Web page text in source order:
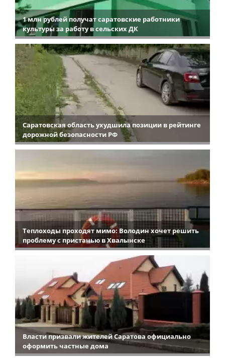
1 млн рублей получат саратовские работники
культуры за работу в сельских ДК
Саратовская область ухудшила позиции в рейтинге
дорожной безопасности РФ
Теплоходы проходят мимо: Володин хочет решить
проблему с пристанью в Хвалынске
Власти призвали жителей Саратова официально
оформить частные дома